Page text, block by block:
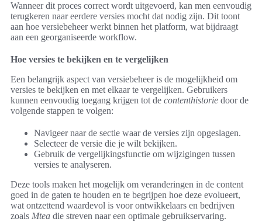
Wanneer dit proces correct wordt uitgevoerd, kan men eenvoudig
terugkeren naar eerdere versies mocht dat nodig zijn. Dit toont
aan hoe versiebeheer werkt binnen het platform, wat bijdraagt
aan een georganiseerde workflow.
Hoe versies te bekijken en te vergelijken
Een belangrijk aspect van versiebeheer is de mogelijkheid om
versies te bekijken en met elkaar te vergelijken. Gebruikers
kunnen eenvoudig toegang krijgen tot de contenthistorie door de
volgende stappen te volgen:
Navigeer naar de sectie waar de versies zijn opgeslagen.
Selecteer de versie die je wilt bekijken.
Gebruik de vergelijkingsfunctie om wijzigingen tussen
versies te analyseren.
Deze tools maken het mogelijk om veranderingen in de content
goed in de gaten te houden en te begrijpen hoe deze evolueert,
wat ontzettend waardevol is voor ontwikkelaars en bedrijven
zoals Mtea die streven naar een optimale gebruikservaring.